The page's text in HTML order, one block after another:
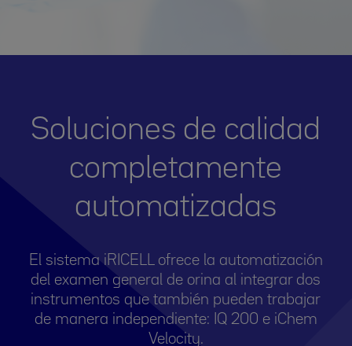
Soluciones de calidad
completamente
automatizadas
El sistema iRICELL ofrece la automatización
del examen general de orina al integrar dos
instrumentos que también pueden trabajar
de manera independiente: IQ 200 e iChem
Velocity.